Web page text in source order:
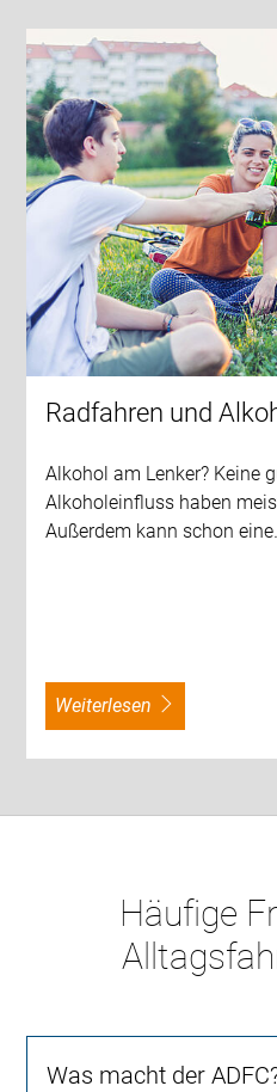
Radfahren und
Alkohol am Lenker? Keine
Alkoholeinfluss haben
Außerdem kann schon
weiterlesen
Häufige
Was macht der